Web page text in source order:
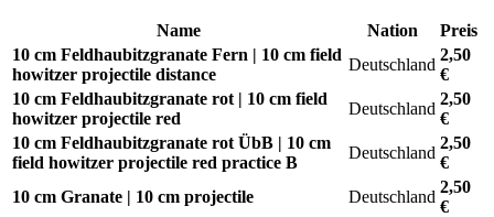
Name Nation
Preis
10 cm Feldhaubitzgranate Fern | 10 cm field
howitzer projectile distance
Deutschland
2,50
€
10 cm Feldhaubitzgranate rot | 10 cm field
howitzer projectile red
Deutschland
2,50
€
10 cm Feldhaubitzgranate rot ÜbB | 10 cm
field howitzer projectile red practice B
Deutschland
2,50
€
10 cm Granate | 10 cm projectile
Deutschland
2,50
€